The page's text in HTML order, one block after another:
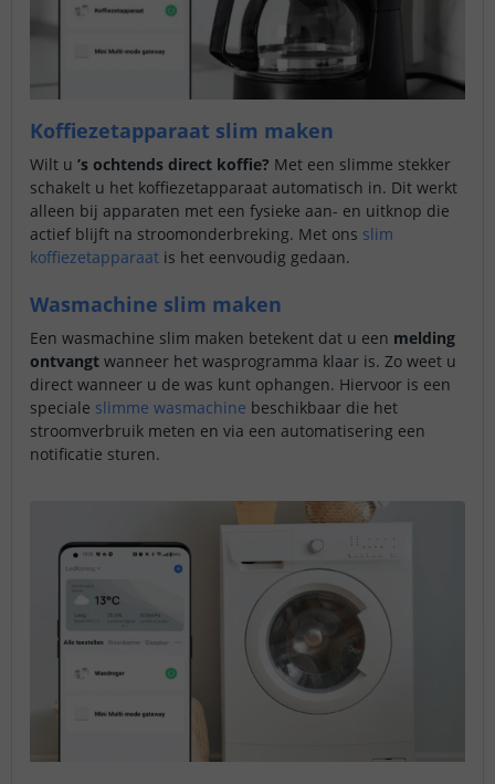
Koffiezetapparaat slim maken
Wilt u ’s ochtends direct koffie? Met een slimme stekker
schakelt u het koffiezetapparaat automatisch in. Dit werkt
alleen bij apparaten met een fysieke aan- en uitknop die
actief blijft na stroomonderbreking. Met ons slim
koffiezetapparaat is het eenvoudig gedaan.
Wasmachine slim maken
Een wasmachine slim maken betekent dat u een melding
ontvangt wanneer het wasprogramma klaar is. Zo weet u
direct wanneer u de was kunt ophangen. Hiervoor is een
speciale slimme wasmachine beschikbaar die het
stroomverbruik meten en via een automatisering een
notificatie sturen.